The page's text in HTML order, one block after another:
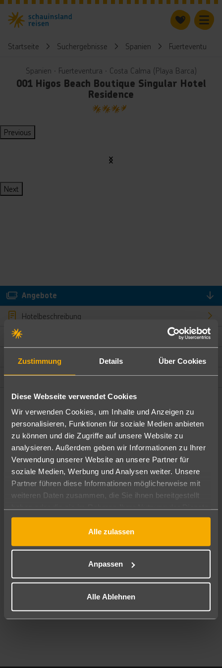
Zustimmung Details Über Cookies
Diese Webseite verwendet Cookies
Wir verwenden Cookies, um Inhalte und Anzeigen zu
personalisieren, Funktionen für soziale Medien anbieten
zu können und die Zugriffe auf unsere Website zu
analysieren. Außerdem geben wir Informationen zu Ihrer
Verwendung unserer Website an unsere Partner für
soziale Medien, Werbung und Analysen weiter. Unsere
Partner führen diese Informationen möglicherweise mit
weiteren Daten zusammen, die Sie ihnen bereitgestellt
gesammelt haben.
Alle zulassen
Anpassen
Alle Ablehnen
Startseite Suchergebnisse Spanien Fuerteventura
Spanien ∙ Fuerteventura ∙ Costa Calma (Playa Barca)
001 Higos Beach Boutique Singular Hotel
Residence
3.5
Previous
Next
Angebote
Hotelbeschreibung
Hotelmerkmale
Bewertungen
Lage und Umgebung
Angebote filtern
Ändere die Kriterien nach deinen Wünschen
Pauschal Nur Hotel
Abflughafen
Reisezeitraum
08.08.26–06.08.27 7-21 Nächte
2 Erwachsene Keine Kinder